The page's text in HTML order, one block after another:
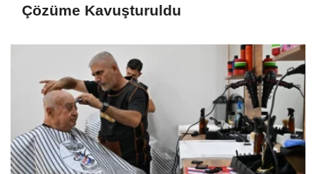
Çözüme Kavuşturuldu